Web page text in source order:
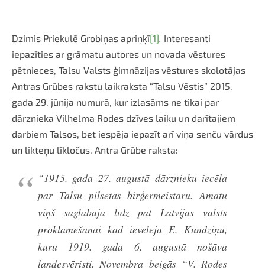
Dzimis Priekulē Grobiņas apriņķī[1]. Interesanti
iepazīties ar grāmatu autores un novada vēstures
pētnieces, Talsu Valsts ģimnāzijas vēstures skolotājas
Antras Grūbes rakstu laikraksta “Talsu Vēstis” 2015.
gada 29. jūnija numurā, kur izlasāms ne tikai par
dārznieka Vilhelma Rodes dzīves laiku un darītajiem
darbiem Talsos, bet iespēja iepazīt arī viņa senču vārdus
un likteņu līkločus. Antra Grūbe raksta:
“1915. gada 27. augustā dārznieku iecēla
par Talsu pilsētas birģermeistaru. Amatu
viņš saglabāja līdz pat Latvijas valsts
proklamēšanai kad ievēlēja E. Kundziņu,
kuru 1919. gada 6. augustā nošāva
landesvēristi. Novembra beigās “V. Rodes